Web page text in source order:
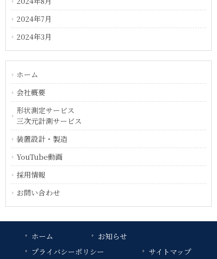
2024年7月
2024年3月
ホーム
会社概要
形状測定サービス
三次元計測サービス
装置設計・製造
YouTube動画
採用情報
お問い合わせ
ホーム
お知らせ
プライバシーポリシー
サイトマップ